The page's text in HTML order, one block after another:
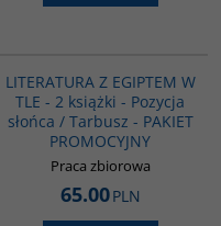
LITERATURA Z EGIPTEM W
TLE - 2 książki - Pozycja
słońca / Tarbusz - PAKIET
PROMOCYJNY
Praca zbiorowa
65.00PLN